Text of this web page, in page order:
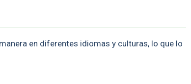
en diferentes idiomas y culturas, lo que lo